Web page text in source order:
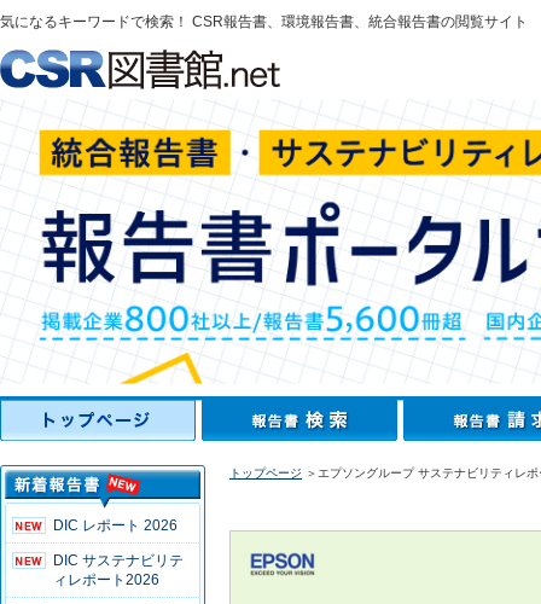
気になるキーワードで検索！ CSR報告書、環境報告書、統合報告書の閲覧サイト
DIC レポート 2026
DIC サステナビリテ
ィレポート2026
トップページ ＞エプソングループ サステナビリティレ